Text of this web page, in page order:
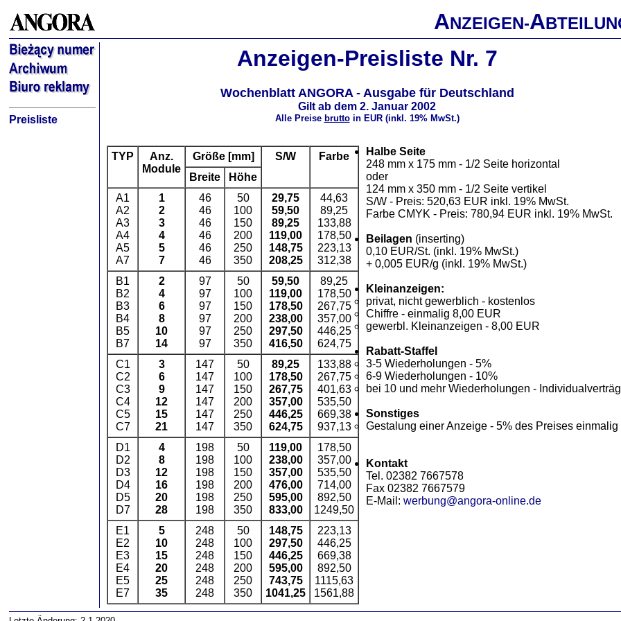
ANZEIGEN-A
Preisliste
Anzeigen-Preisliste Nr. 7
Wochenblatt ANGORA - Ausgabe für Deutschland
Gilt ab dem 2. Januar 2002
Alle Preise bruttoin EUR (inkl. 19% MwSt.)
TYP
Anz.
Module
Größe [mm] S/W
Farbe
Breite
Höhe
A1
A2
A3
A4
A5
A7
1
2
3
4
5
7
46
46
46
46
46
46
50
100
150
200
250
350
29,75
59,50
89,25
119,00
148,75
208,25
44,63
89,25
133,88
178,50
223,13
312,38
B1
B2
B3
B4
B5
B7
2
4
6
8
10
14
97
97
97
97
97
97
50
100
150
200
250
350
59,50
119,00
178,50
238,00
297,50
416,50
89,25
178,50
267,75
357,00
446,25
624,75
C1
C2
C3
C4
C5
C7
3
6
9
12
15
21
147
147
147
147
147
147
50
100
150
200
250
350
89,25
178,50
267,75
357,00
446,25
624,75
133,88
267,75
401,63
535,50
669,38
937,13
D1
D2
D3
D4
D5
D7
4
8
12
16
20
28
198
198
198
198
198
198
50
100
150
200
250
350
119,00
238,00
357,00
476,00
595,00
833,00
178,50
357,00
535,50
714,00
892,50
1249,50
E1
E2
E3
E4
E5
E7
5
10
15
20
25
35
248
248
248
248
248
248
50
100
150
200
250
350
148,75
297,50
446,25
595,00
743,75
1041,25
223,13
446,25
669,38
892,50
1115,63
1561,88
Halbe Seite
248 mm x 175 mm - 1/2 Seite horizontal
oder
124 mm x 350 mm - 1/2 Seite vertikel
S/W - Preis: 520,63 EUR inkl. 19% MwSt.
Farbe CMYK - Preis: 780,94 EUR inkl. 19% MwSt.
Beilagen (inserting)
0,10 EUR/St. (inkl. 19% MwSt.)
+ 0,005 EUR/g (inkl. 19% MwSt.)
Kleinanzeigen:
privat, nicht gewerblich - kostenlos
Chiffre - einmalig 8,00 EUR
gewerbl. Kleinanzeigen - 8,00 EUR
Rabatt-Staffel
3-5 Wiederholungen - 5%
6-9 Wiederholungen - 10%
bei 10 und mehr Wiederholungen -
Sonstiges
Gestalung einer Anzeige - 5% des Preises einmalig
Kontakt
Tel. 02382 7667578
Fax 02382 7667579
E-Mail: werbung@angora-online.de